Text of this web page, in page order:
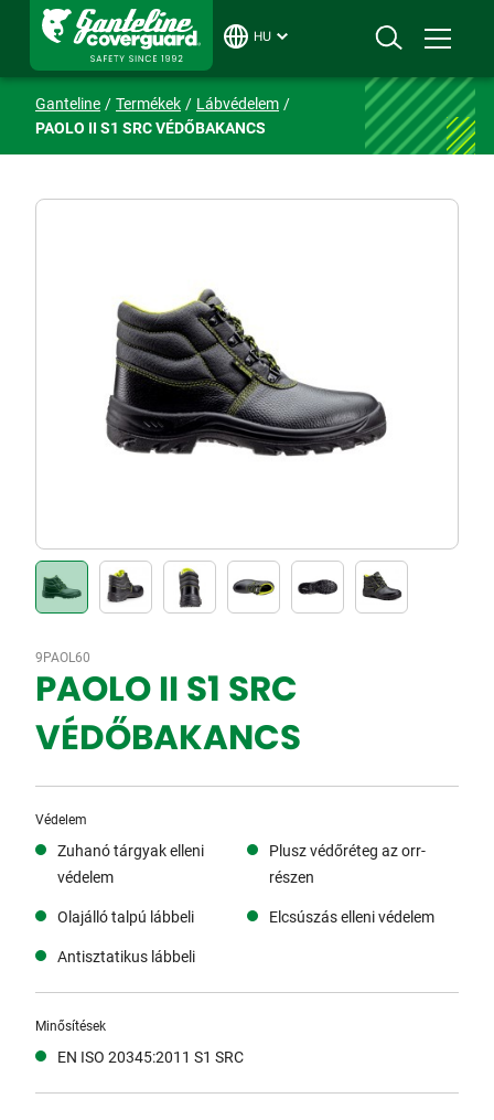
HU
Ganteline Termékek
Lábvédelem
PAOLO II S1 SRC VÉDŐBAKANCS
9PAOL60
PAOLO II S1 SRC
VÉDŐBAKANCS
Védelem
Zuhanó tárgyak elleni
védelem
Plusz védőréteg az orr-
részen
Olajálló talpú lábbeli
Elcsúszás elleni védelem
Antisztatikus lábbeli
Minősítések
EN ISO 20345:2011 S1 SRC